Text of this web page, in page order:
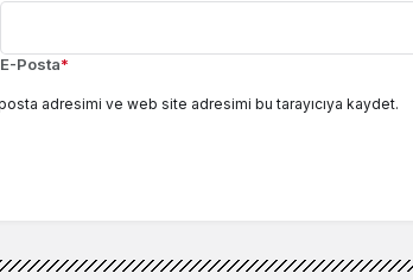
E-Posta*
adresimi ve web site adresimi bu tarayıcıya kaydet.